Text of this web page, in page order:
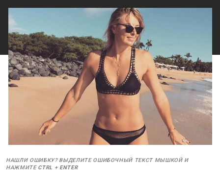
НАШЛИ ОШИБКУ? ВЫДЕЛИТЕ ОШИБОЧНЫЙ ТЕКСТ МЫШКОЙ И
НАЖМИТЕ CTRL + ENTER